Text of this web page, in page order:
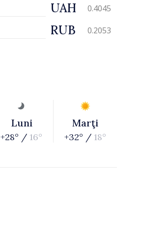
UAH 0.4045
RUB 0.2053
Luni
+28° / 16°
Marţi
+32° / 18°